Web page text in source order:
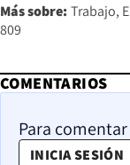
Más sobre: Trabajo
809
COMENTARIOS
Para
INICIA SESIÓN